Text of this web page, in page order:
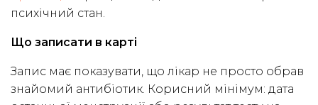
психічний стан.
Що записати в карті
Запис має показувати, що лікар не просто обрав
знайомий антибіотик. Корисний мінімум: дата